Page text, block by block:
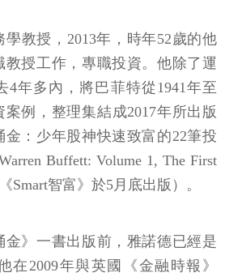
教授，2013年，時年52歲的他
授工作，專職投資。他除了運
4年多內，將巴菲特從1941年至
案例，整理集結成2017年所出版
：少年股神快速致富的22筆投
Buffett: Volume 1, The First
Smart智富》於5月底出版）。
》一書出版前，雅諾德已經是
在2009年與英國《金融時報》